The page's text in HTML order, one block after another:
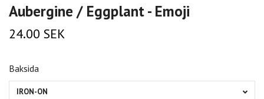
Aubergine / Eggplant - Emoji
24.00 SEK
Baksida
IRON-ON